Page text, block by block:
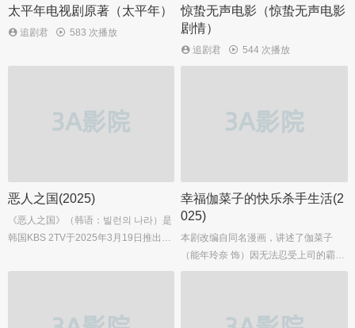
太平年电视剧原著（太平年）
追剧君 583 次播放
惊蛰无声电影（惊蛰无声电影
剧情）
追剧君 544 次播放
恶人之国(2025)
《恶人之国》（韩语：빌런의 나라）是
韩国KBS 2TV于2025年3月19日推出的
《摩登家庭》。全剧共12集，以“恶人横
元素，展现家庭成员在危机中相互扶持
幸福伽菜子的快乐杀手生活(2
025)
本剧改编自同名漫画，讲述了伽菜子
（能年玲奈 饰）因无法忍受上司的霸凌
而从黑心企业离职，之后被优厚的待遇
涌现，从而成长为厉害杀手的喜剧故